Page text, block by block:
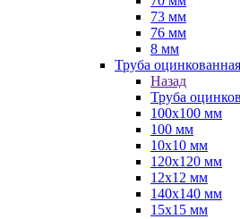
73 мм
76 мм
8 мм
Труба
Назад
Труба
100х100 мм
100 мм
10х10 мм
120х120 мм
12х12 мм
140х140 мм
15х15 мм